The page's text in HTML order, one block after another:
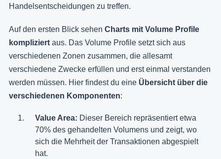
Handelsentscheidungen zu treffen.
Auf den ersten Blick sehen Charts mit Volume Profile
kompliziert aus. Das Volume Profile setzt sich aus
verschiedenen Zonen zusammen, die allesamt
verschiedene Zwecke erfüllen und erst einmal verstanden
werden müssen. Hier findest du eine Übersicht über die
verschiedenen Komponenten:
Value Area: Dieser Bereich repräsentiert etwa
70% des gehandelten Volumens und zeigt, wo
sich die Mehrheit der Transaktionen abgespielt
hat.